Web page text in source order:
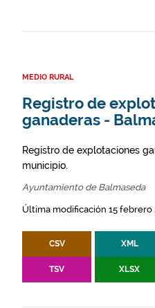
MEDIO RURAL
Registro de
ganaderas -
Registro de explotaciones
municipio.
Ayuntamiento de Balmaseda
Última modificación 15 febrero
CSV XML
TSV XLSX